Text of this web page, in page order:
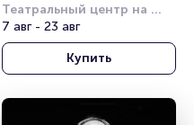
серьёзном»
Театральный центр на
Страстном
7 авг - 23 авг
Купить